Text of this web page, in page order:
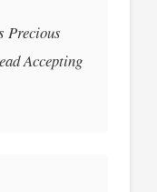
Precious
Accepting